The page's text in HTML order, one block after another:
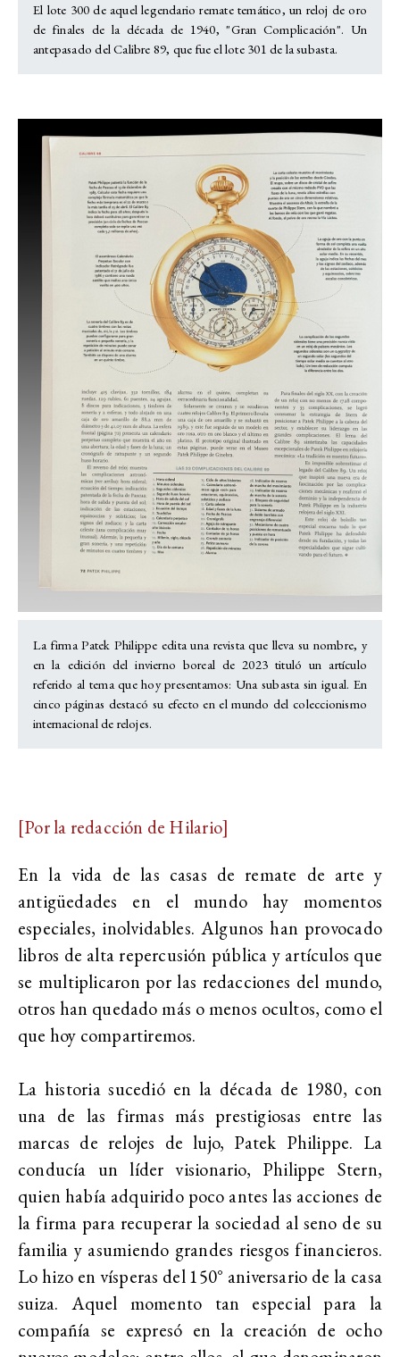
El lote 300 de aquel legendario remate temático, un reloj de oro
de finales de la década de 1940, "Gran Complicación". Un
antepasado del Calibre 89, que fue el lote 301 de la subasta.
La firma Patek Philippe edita una revista que lleva su nombre, y
en la edición del invierno boreal de 2023 tituló un artículo
referido al tema que hoy presentamos: Una subasta sin igual. En
cinco páginas destacó su efecto en el mundo del coleccionismo
internacional de relojes.
[Por la redacción de Hilario]
En la vida de las casas de remate de arte y
antigüedades en el mundo hay momentos
especiales, inolvidables. Algunos han provocado
libros de alta repercusión pública y artículos que
se multiplicaron por las redacciones del mundo,
otros han quedado más o menos ocultos, como el
que hoy compartiremos.
La historia sucedió en la década de 1980, con
una de las firmas más prestigiosas entre las
marcas de relojes de lujo, Patek Philippe. La
conducía un líder visionario, Philippe Stern,
quien había adquirido poco antes las acciones de
la firma para recuperar la sociedad al seno de su
familia y asumiendo grandes riesgos financieros.
Lo hizo en vísperas del 150° aniversario de la casa
suiza. Aquel momento tan especial para la
compañía se expresó en la creación de ocho